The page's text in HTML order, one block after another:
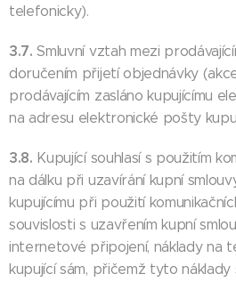
telefonicky).
3.7.Smluvní vztah mezi
doručením přijetí objednávky
prodávajícím zasláno kupujícímu
na adresu elektronické pošty
3.8. Kupující souhlasí s použitím
na dálku při uzavírání kupní
kupujícímu při použití
souvislosti s uzavřením kupní
internetové připojení, náklady na
kupující sám, přičemž tyto náklady